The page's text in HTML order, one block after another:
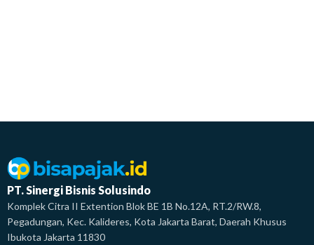
PT. Sinergi Bisnis Solusindo
Komplek Citra II Extention Blok BE 1B No.12A, RT.2/RW.8,
Pegadungan, Kec. Kalideres, Kota Jakarta Barat, Daerah Khusus
Ibukota Jakarta 11830